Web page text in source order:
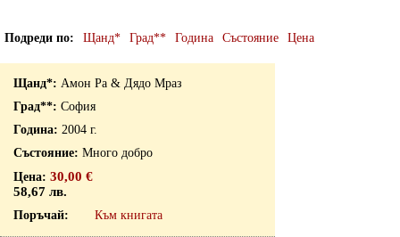
Подреди по Щанд* Град** Година Състояние Цена
Амон Ра & Дядо Мраз
София
2004 г.
Много добро
30,00 €
58,67 лв.
Към книгата